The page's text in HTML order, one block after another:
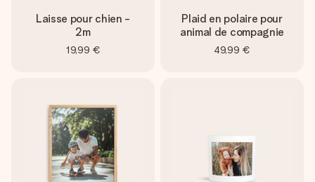
Laisse pour chien -
2m
19,99 €
Plaid en polaire pour
animal de compagnie
49,99 €